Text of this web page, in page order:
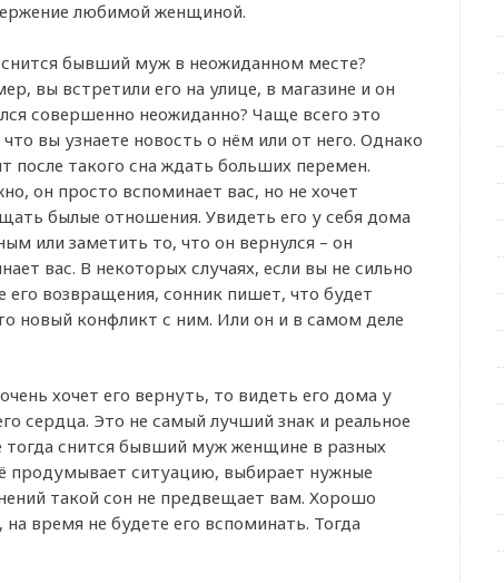
любимой женщиной.
бывший муж в неожиданном месте?
вы встретили его на улице, в магазине и он
совершенно неожиданно? Чаще всего это
что вы узнаете новость о нём или от него. Однако
после такого сна ждать больших перемен.
он просто вспоминает вас, но не хочет
былые отношения. Увидеть его у себя дома
или заметить то, что он вернулся – он
вас. В некоторых случаях, если вы не сильно
его возвращения, сонник пишет, что будет
новый конфликт с ним. Или он и в самом деле
хочет его вернуть, то видеть его дома у
сердца. Это не самый лучший знак и реальное
снится бывший муж женщине в разных
продумывает ситуацию, выбирает нужные
такой сон не предвещает вам. Хорошо
время не будете его вспоминать. Тогда